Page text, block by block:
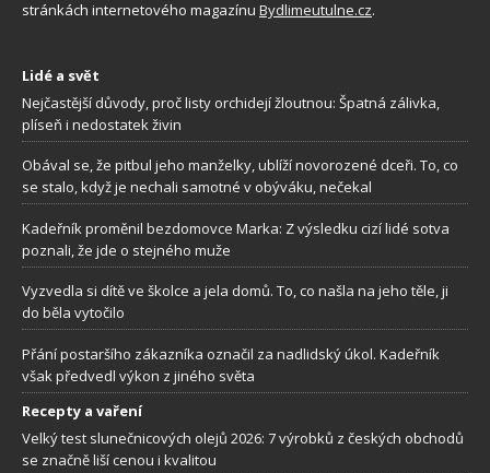
stránkách internetového magazínu Bydlimeutulne.cz.
Lidé a svět
Nejčastější důvody, proč listy orchidejí žloutnou: Špatná zálivka,
plíseň i nedostatek živin
Obával se, že pitbul jeho manželky, ublíží novorozené dceři. To, co
se stalo, když je nechali samotné v obýváku, nečekal
Kadeřník proměnil bezdomovce Marka: Z výsledku cizí lidé sotva
poznali, že jde o stejného muže
Vyzvedla si dítě ve školce a jela domů. To, co našla na jeho těle, ji
do běla vytočilo
Přání postaršího zákazníka označil za nadlidský úkol. Kadeřník
však předvedl výkon z jiného světa
Recepty a vaření
Velký test slunečnicových olejů 2026: 7 výrobků z českých obchodů
se značně liší cenou i kvalitou